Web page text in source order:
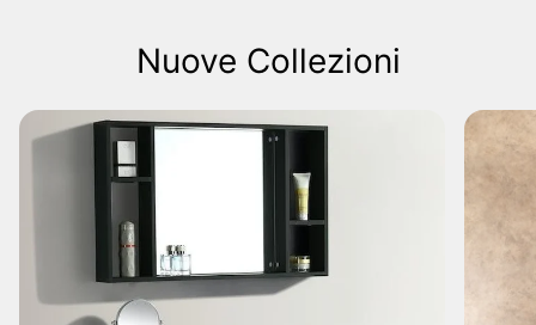
Nuove Collezioni